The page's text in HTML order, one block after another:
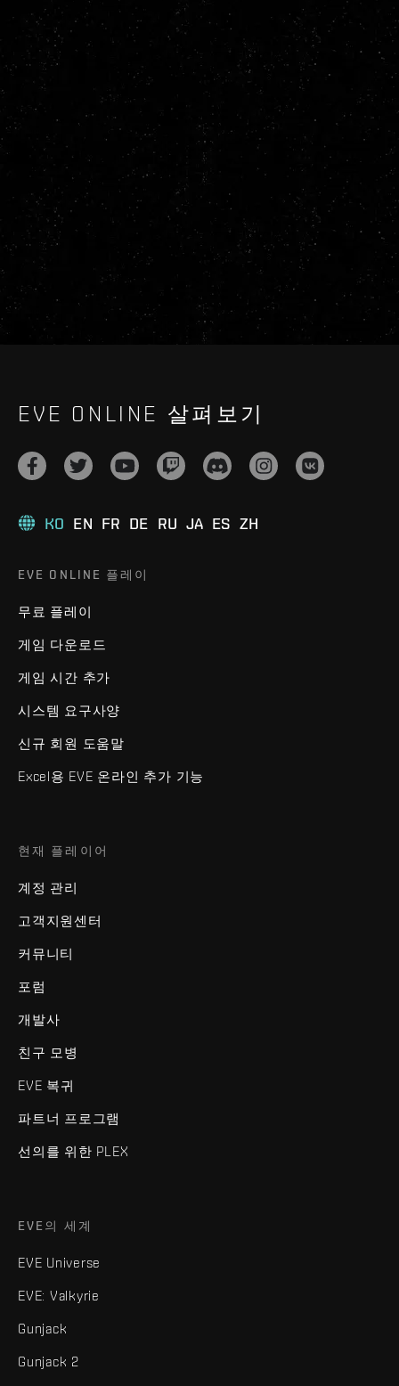
EVE ONLINE 살펴보기
KO EN FR DE RU JA ES ZH
EVE ONLINE 플레이
무료 플레이
게임 다운로드
게임 시간 추가
시스템 요구사양
신규 회원 도움말
Excel용 EVE 온라인 추가 기능
현재 플레이어
계정 관리
고객지원센터
커뮤니티
포럼
개발사
친구 모병
EVE 복귀
파트너 프로그램
선의를 위한 PLEX
EVE의 세계
EVE Universe
EVE: Valkyrie
Gunjack
Gunjack 2